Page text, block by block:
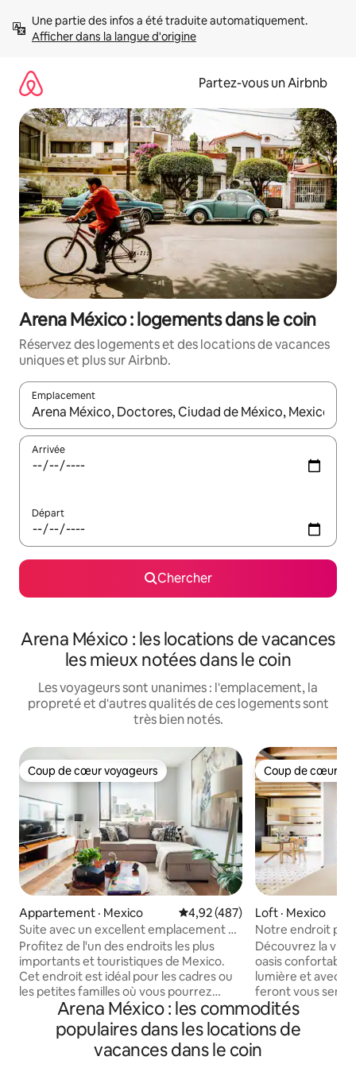
directement
Afficher dans la langue d'origine
Partez-vous un Airbnb
Arena México : logements dans le coin
Réservez des logements et des locations de vacances
uniques et plus sur Airbnb.
Emplacement
Quand les résultats sont affichés, parcourez-les en utilisant
Arrivée
Départ
Chercher
Arena México : les locations de vacances
les mieux notées dans le coin
Les voyageurs sont unanimes : l'emplacement, la
propreté et d'autres qualités de ces logements sont
très bien notés.
Coup de cœur voyageurs
Coup de cœur voyageurs
Appartement · Mexico Note moyenne de 4,92 sur 5,
4,92 (487)
Suite avec un excellent emplacement au
centre de Mexico.
Profitez de l'un des endroits les plus
importants et touristiques de Mexico.
Cet endroit est idéal pour les cadres ou
les petites familles où vous pourrez
explorer l'une des villes les plus
fascinantes au monde. À proximité, vous
trouverez les bâtiments les plus
représentatifs tels que le Palais des
Coup de cœur
Coup de cœur
Loft · Mexico
Notre endroit
parfaite en ville.
Découvrez la
oasis confortable.
lumière et avec
feront vous sentir
est très calme et
avec amour. En
pouvons vous
vous avez besoin,
Arena México : les commodités
populaires dans les locations de
vacances dans le coin